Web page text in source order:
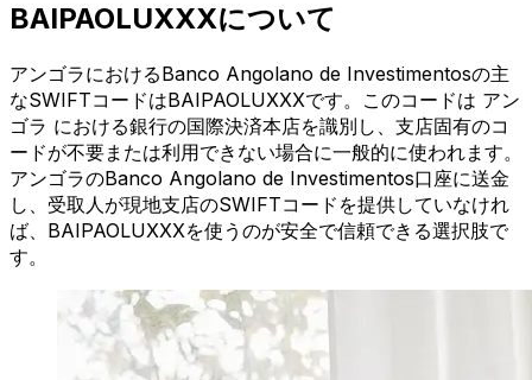
BAIPAOLUXXXについて
アンゴラにおけるBanco Angolano de Investimentosの主
なSWIFTコードはBAIPAOLUXXXです。このコードは アン
ゴラ における銀行の国際決済本店を識別し、支店固有のコ
ードが不要または利用できない場合に一般的に使われます。
アンゴラのBanco Angolano de Investimentos口座に送金
し、受取人が現地支店のSWIFTコードを提供していなけれ
ば、BAIPAOLUXXXを使うのが安全で信頼できる選択肢で
す。